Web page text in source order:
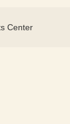
Center